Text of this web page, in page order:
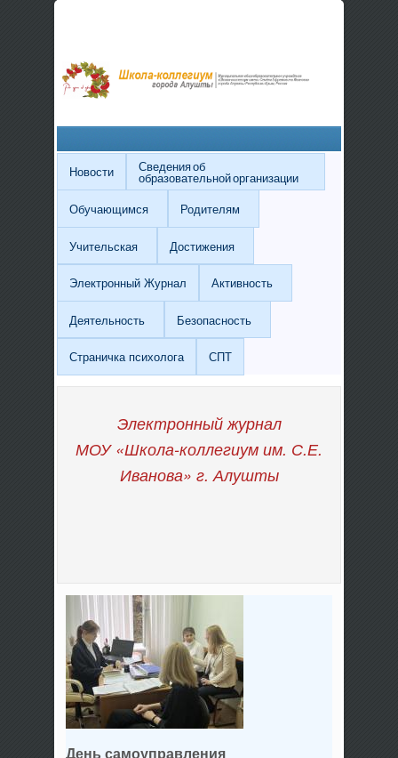
Новости Сведения об
образовательной организации
Обучающимся
Родителям
Учительская Достижения
Электронный Журнал Активность
Деятельность Безопасность
Страничка психолога СПТ
Электронный журнал
МОУ «Школа-коллегиум им. С.Е.
Иванова» г. Алушты
День самоуправления